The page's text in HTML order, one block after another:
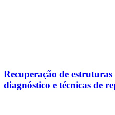
Recuperação de estruturas
diagnóstico e técnicas de